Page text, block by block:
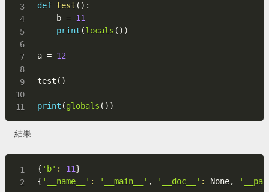
def test ( ) :
    b
= 11
print (locals ( ) )
a = 12
test ( )
print (globals ( ) )
結果
{ 'b' : 11}
{ '__name__' : '__main__' , '__doc__' : None,